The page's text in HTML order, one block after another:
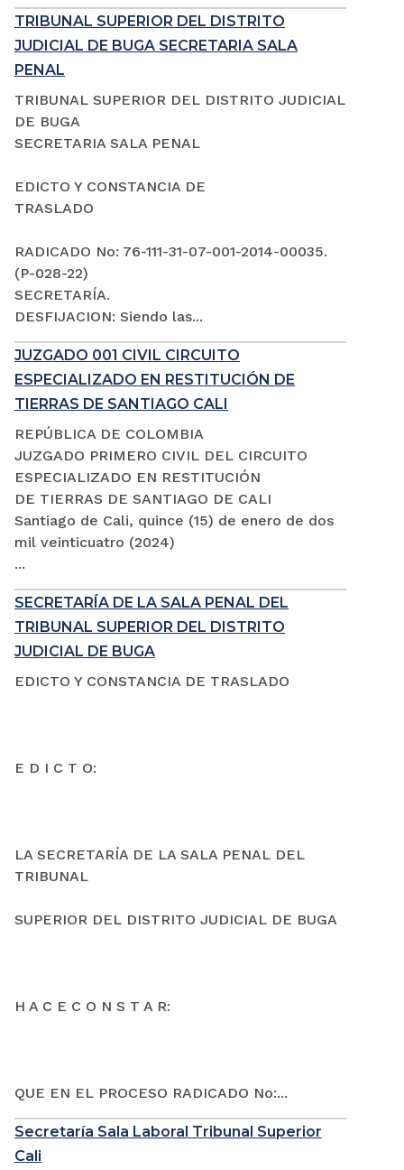
TRIBUNAL SUPERIOR DEL DISTRITO
JUDICIAL DE BUGA SECRETARIA SALA
PENAL
TRIBUNAL SUPERIOR DEL DISTRITO JUDICIAL
DE BUGA
SECRETARIA SALA PENAL
EDICTO Y CONSTANCIA DE
TRASLADO
RADICADO No: 76-111-31-07-001-2014-00035.
(P-028-22)
SECRETARÍA.
DESFIJACION: Siendo las...
JUZGADO 001 CIVIL CIRCUITO
ESPECIALIZADO EN RESTITUCIÓN DE
TIERRAS DE SANTIAGO CALI
REPÚBLICA DE COLOMBIA
JUZGADO PRIMERO CIVIL DEL CIRCUITO
ESPECIALIZADO EN RESTITUCIÓN
DE TIERRAS DE SANTIAGO DE CALI
Santiago de Cali, quince (15) de enero de dos
mil veinticuatro (2024)
...
SECRETARÍA DE LA SALA PENAL DEL
TRIBUNAL SUPERIOR DEL DISTRITO
JUDICIAL DE BUGA
EDICTO Y CONSTANCIA DE TRASLADO
E D I C T O:
LA SECRETARÍA DE LA SALA PENAL DEL
TRIBUNAL
SUPERIOR DEL DISTRITO JUDICIAL DE BUGA
H A C E C O N S T A R:
QUE EN EL PROCESO RADICADO No:...
Secretaría Sala Laboral Tribunal Superior
Cali